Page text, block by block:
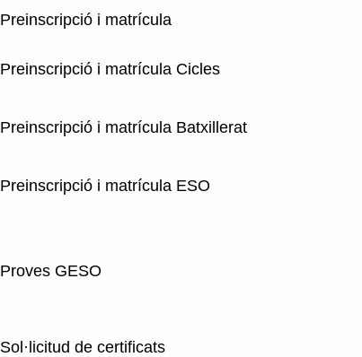
Preinscripció i matrícula
Preinscripció i matrícula Cicles
Preinscripció i matrícula Batxillerat
Preinscripció i matrícula ESO
Proves GESO
Sol·licitud de certificats